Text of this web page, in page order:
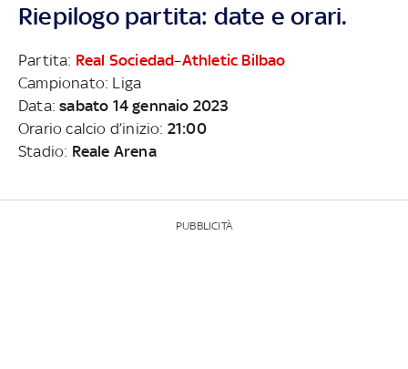
Riepilogo partita: date e orari.
Partita: Real Sociedad–Athletic Bilbao
Campionato: Liga
Data:sabato 14 gennaio 2023
Orario calcio d’inizio: 21:00
Stadio: Reale Arena
PUBBLICITÀ